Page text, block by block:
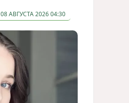
08 АВГУСТА 2026 04:30